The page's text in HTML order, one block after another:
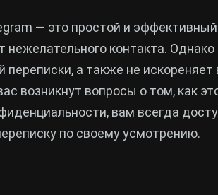
— это простой и
контакта.
переписки, а также не
возникнут вопросы о том, как
вам всегда
по своему усмотрению.